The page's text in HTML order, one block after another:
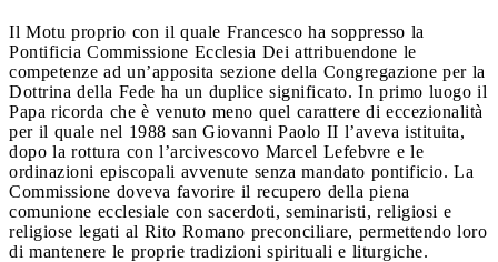
Il Motu proprio con il quale Francesco ha soppresso la
Pontificia Commissione Ecclesia Dei attribuendone le
competenze ad un’apposita sezione della Congregazione per la
Dottrina della Fede ha un duplice significato. In primo luogo il
Papa ricorda che è venuto meno quel carattere di eccezionalità
per il quale nel 1988 san Giovanni Paolo II l’aveva istituita,
dopo la rottura con l’arcivescovo Marcel Lefebvre e le
ordinazioni episcopali avvenute senza mandato pontificio. La
Commissione doveva favorire il recupero della piena
comunione ecclesiale con sacerdoti, seminaristi, religiosi e
religiose legati al Rito Romano preconciliare, permettendo loro
di mantenere le proprie tradizioni spirituali e liturgiche.